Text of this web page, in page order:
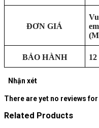
ĐƠN GIÁ
BẢO HÀNH
Nhận xét
There are yet no reviews
Related Products